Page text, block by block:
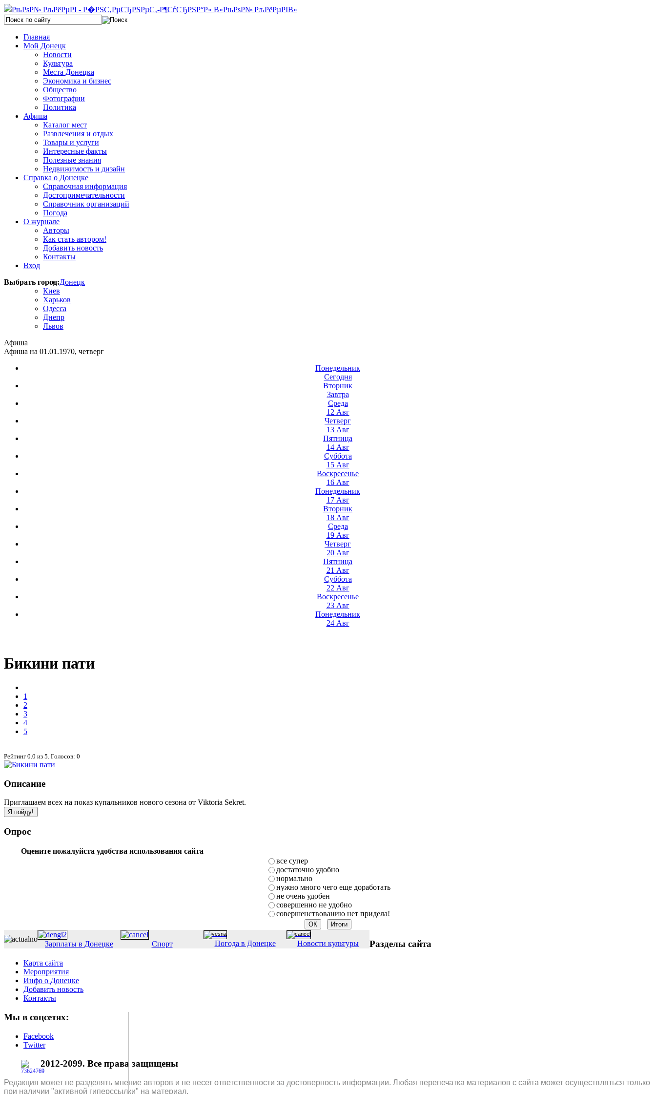
Главная
Мой Донецк
Новости
Культура
Места Донецка
Экономика и бизнес
Общество
Фотографии
Политика
Афиша
Каталог мест
Развлечения и отдых
Товары и услуги
Интересные факты
Полезные знания
Недвижимость и дизайн
Справка о Донецке
Справочная информация
Достопримечательности
Справочник организаций
Погода
О журнале
Авторы
Как стать автором!
Добавить новость
Контакты
Вход
Выбрать город:Донецк
Киев
Харьков
Одесса
Днепр
Львов
Афиша
Афиша на 01.01.1970, четверг
Понедельник
Сегодня
Вторник
Завтра
Среда
12 Авг
Четверг
13 Авг
Пятница
14 Авг
Суббота
15 Авг
Воскресенье
16 Авг
Понедельник
17 Авг
Вторник
18 Авг
Среда
19 Авг
Четверг
20 Авг
Пятница
21 Авг
Суббота
22 Авг
Воскресенье
23 Авг
Понедельник
24 Авг
Бикини пати
1
2
3
4
5
Рейтинг 0.0 из 5 . Голосов: 0
Описание
Приглашаем всех на показ купальников нового сезона от Viktoria Sekret.
Опрос
Оцените пожалуйста удобства использования сайта
все супер
достаточно удобно
нормально
нужно много чего еще доработать
не очень удобен
совершенно не удобно
совершенствованию нет придела!
Зарплаты в Донецке Спорт Погода в Донецке Новости культуры Разделы сайта
Карта сайта
Мероприятия
Инфо о Донецке
Добавить новость
Контакты
Мы в соцсетях:
Facebook
Twitter
2012-2099. Все права защищены
Редакция может не разделять мнение авторов и не несет ответственности за достоверность информации. Любая перепечатка материалов с сайта может осуществляться только
при наличии "активной гиперссылки" на материал.